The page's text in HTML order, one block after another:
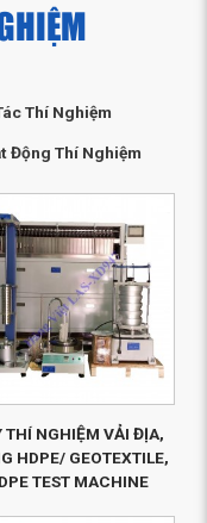
Thí Nghiệm
Động Thí Nghiệm
THÍ NGHIỆM VẢI ĐỊA,
HDPE/ GEOTEXTILE,
TEST MACHINE